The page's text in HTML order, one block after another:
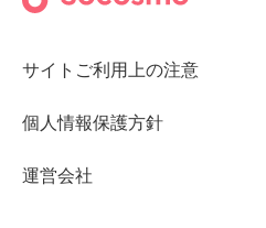
サイトご利用上の注意
個人情報保護方針
運営会社